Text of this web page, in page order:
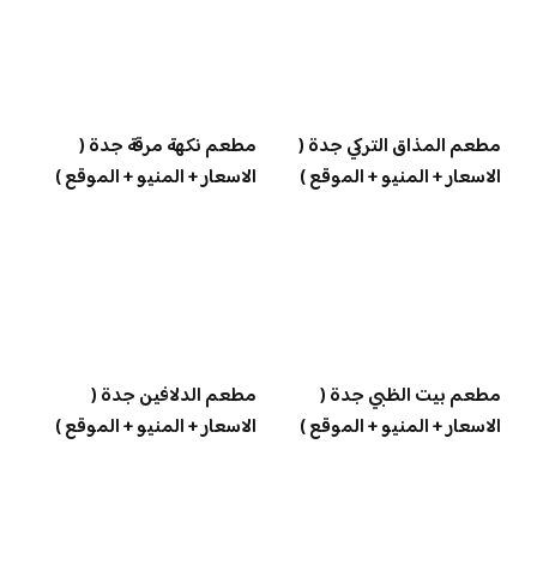
مطعم المذاق التركي جدة (
الاسعار + المنيو + الموقع )
مطعم نكهة مرقة جدة (
الاسعار + المنيو + الموقع )
مطعم بيت الظبي جدة (
الاسعار + المنيو + الموقع )
مطعم الدلافين جدة (
الاسعار + المنيو + الموقع )